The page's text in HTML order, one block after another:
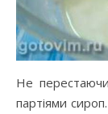
Не
партіями